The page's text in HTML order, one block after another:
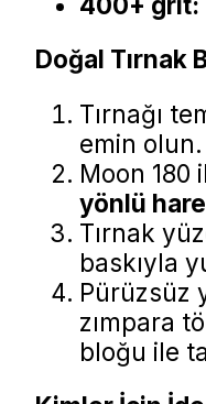
Doğal Tırnak
Tırnağı
emin olun.
Moon 180
yönlü
Tırnak
baskıyla
Pürüzsüz
zımpara
bloğu ile